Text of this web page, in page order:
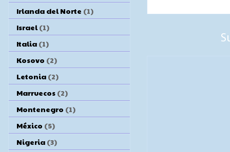
Irlanda del Norte (1)
Israel (1)
Italia (1)
Kosovo (2)
Letonia (2)
Marruecos (2)
Montenegro (1)
México (5)
Nigeria (3)